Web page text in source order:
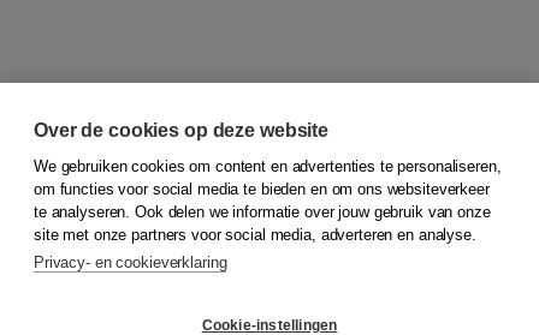
© 2026Koninklijke Boom uitgevers
Over de cookies op deze website
We gebruiken cookies om content en advertenties te personaliseren,
om functies voor social media te bieden en om ons websiteverkeer
te analyseren. Ook delen we informatie over jouw gebruik van onze
site met onze partners voor social media, adverteren en analyse.
Privacy- en cookieverklaring
Cookie-instellingen